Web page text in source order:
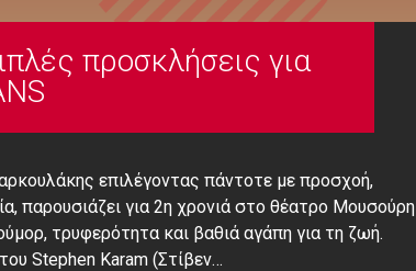
προσκλήσεις για
επιλέγοντας πάντοτε με προσχοή,
παρουσιάζει για 2η χρονιά στο θέατρο Μουσούρη
τρυφερότητα και βαθιά αγάπη για τη ζωή.
Stephen Karam (Στίβεν…